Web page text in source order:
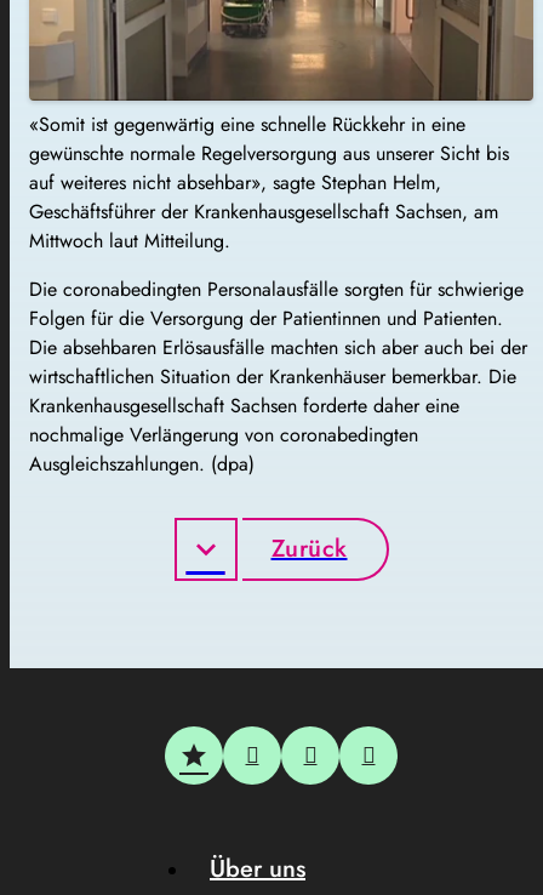
«Somit ist gegenwärtig eine schnelle Rückkehr in eine
gewünschte normale Regelversorgung aus unserer Sicht bis
auf weiteres nicht absehbar», sagte Stephan Helm,
Geschäftsführer der Krankenhausgesellschaft Sachsen, am
Mittwoch laut Mitteilung.
Die coronabedingten Personalausfälle sorgten für schwierige
Folgen für die Versorgung der Patientinnen und Patienten.
Die absehbaren Erlösausfälle machten sich aber auch bei der
wirtschaftlichen Situation der Krankenhäuser bemerkbar. Die
Krankenhausgesellschaft Sachsen forderte daher eine
nochmalige Verlängerung von coronabedingten
Ausgleichszahlungen. (dpa)
Zurück
Über uns